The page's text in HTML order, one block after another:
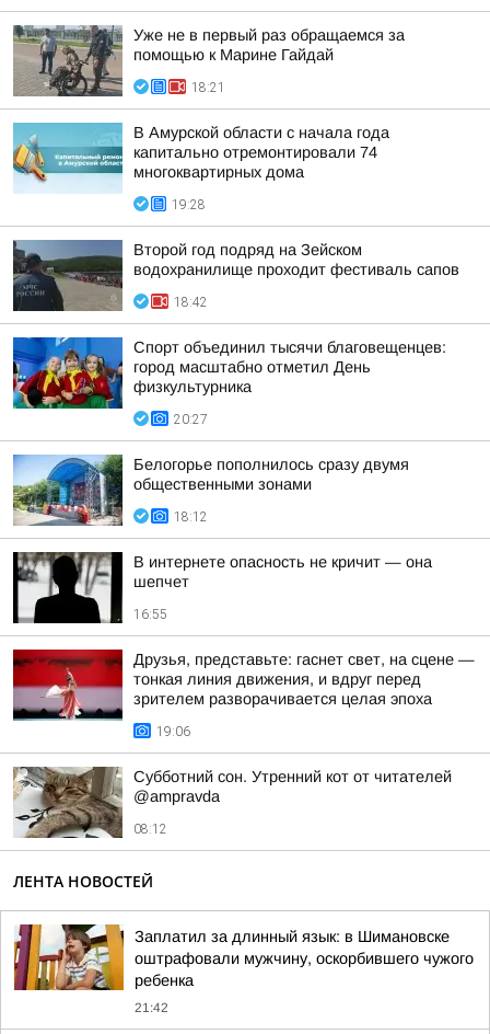
Уже не в первый раз обращаемся за
помощью к Марине Гайдай
18:21
В Амурской области с начала года
капитально отремонтировали 74
многоквартирных дома
19:28
Второй год подряд на Зейском
водохранилище проходит фестиваль сапов
18:42
Спорт объединил тысячи благовещенцев:
город масштабно отметил День
физкультурника
20:27
Белогорье пополнилось сразу двумя
общественными зонами
18:12
В интернете опасность не кричит — она
шепчет
16:55
Друзья, представьте: гаснет свет, на сцене —
тонкая линия движения, и вдруг перед
зрителем разворачивается целая эпоха
19:06
Субботний сон. Утренний кот от читателей
@ampravda
08:12
ЛЕНТА НОВОСТЕЙ
Заплатил за длинный язык: в Шимановске
оштрафовали мужчину, оскорбившего чужого
ребенка
21:42